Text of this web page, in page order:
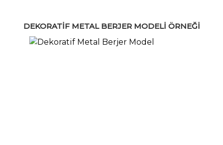
DEKORATIF METAL BERJER MODELI ÖRNEĞI